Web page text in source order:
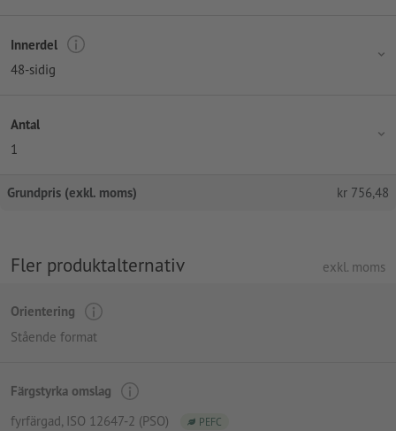
Innerdel
48-sidig
Antal
1
Grundpris (exkl. moms) kr 756,48
Fler produktalternativ exkl. moms
Orientering
Stående format
Färgstyrka omslag
fyrfärgad, ISO 12647-2 (PSO) PEFC